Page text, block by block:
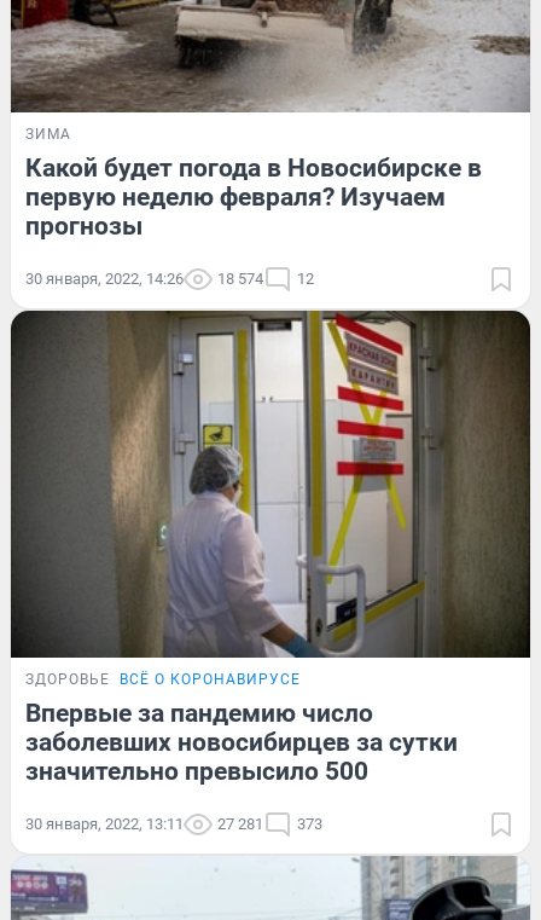
ЗИМА
Какой будет погода в Новосибирске в
первую неделю февраля? Изучаем
прогнозы
30 января, 2022, 14:26 18 574 12
ЗДОРОВЬЕ ВСЁ О КОРОНАВИРУСЕ
Впервые за пандемию число
заболевших новосибирцев за сутки
значительно превысило 500
30 января, 2022, 13:11 27 281 373